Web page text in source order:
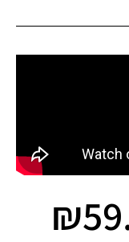
בר גרין - 59.9K₪